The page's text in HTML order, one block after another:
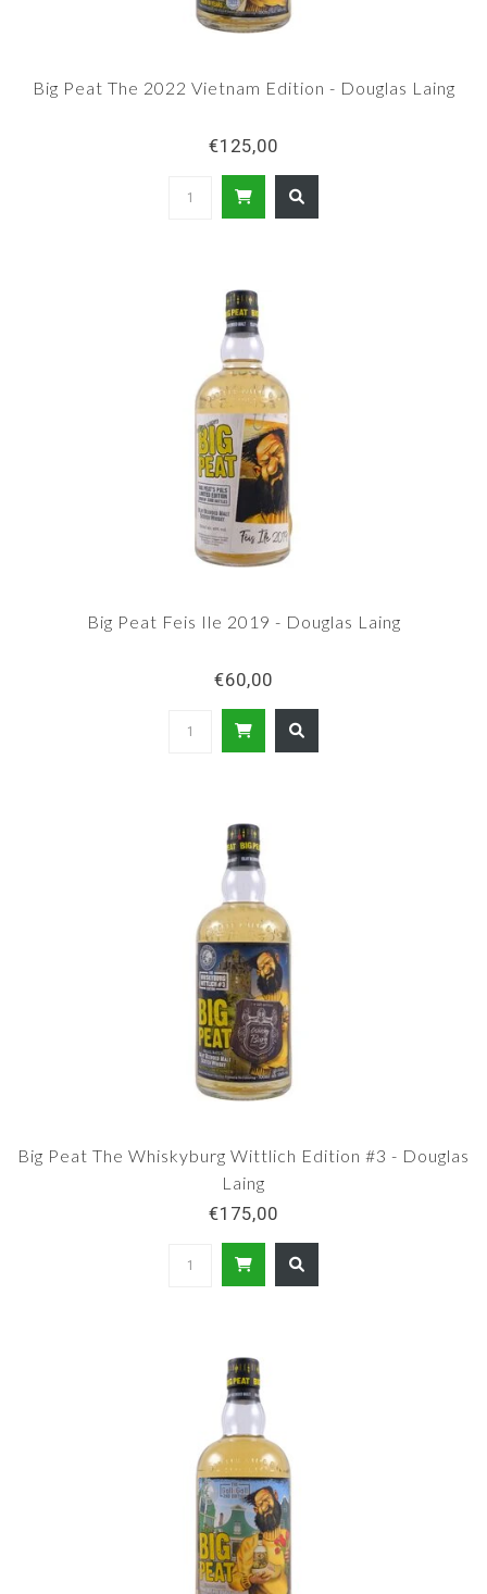
Big Peat The 2022 Vietnam Edition - Douglas Laing
€125,00
Big Peat Feis Ile 2019 - Douglas Laing
€60,00
Big Peat The Whiskyburg Wittlich Edition #3 - Douglas
Laing
€175,00